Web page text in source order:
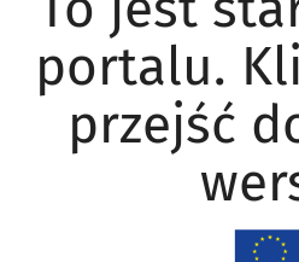
portalu.
przejść